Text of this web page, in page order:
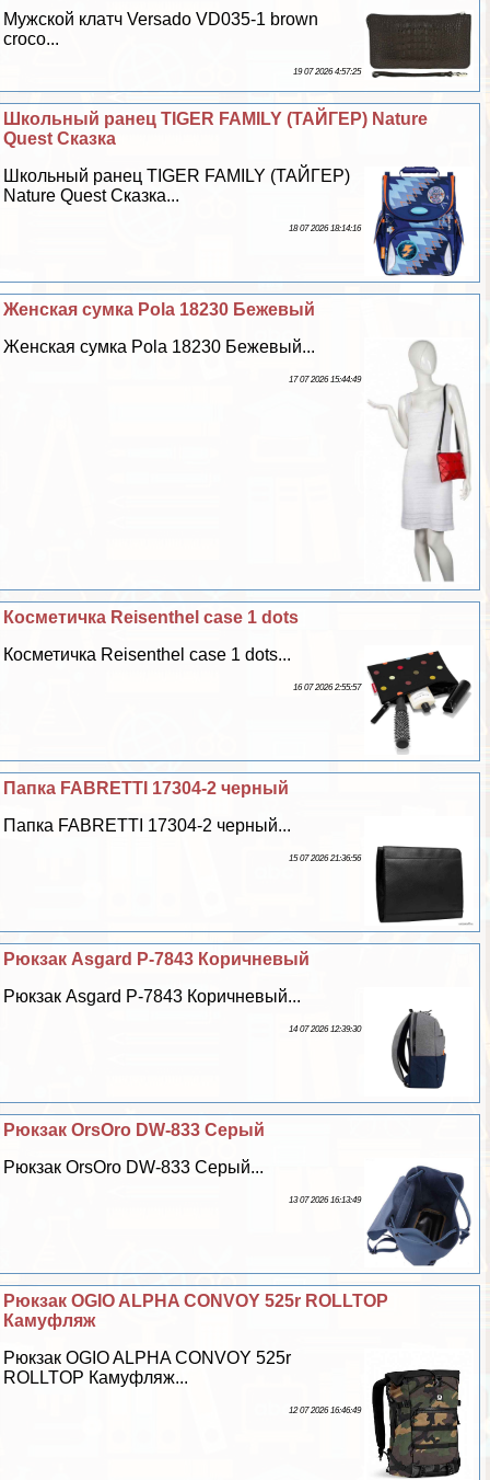
Мужской клатч Versado VD035-1 brown
croco...
19 07 2026 4:57:25
Школьный ранец TIGER FAMILY (ТАЙГЕР) Nature
Quest Сказка
Школьный ранец TIGER FAMILY (ТАЙГЕР)
Nature Quest Сказка...
18 07 2026 18:14:16
Женская сумка Pola 18230 Бежевый
Женская сумка Pola 18230 Бежевый...
17 07 2026 15:44:49
Косметичка Reisenthel case 1 dots
Косметичка Reisenthel case 1 dots...
16 07 2026 2:55:57
Папка FABRETTI 17304-2 черный
Папка FABRETTI 17304-2 черный...
15 07 2026 21:36:56
Рюкзак Asgard Р-7843 Коричневый
Рюкзак Asgard Р-7843 Коричневый...
14 07 2026 12:39:30
Рюкзак OrsOro DW-833 Серый
Рюкзак OrsOro DW-833 Серый...
13 07 2026 16:13:49
Рюкзак OGIO ALPHA CONVOY 525r ROLLTOP
Камуфляж
Рюкзак OGIO ALPHA CONVOY 525r
ROLLTOP Камуфляж...
12 07 2026 16:46:49